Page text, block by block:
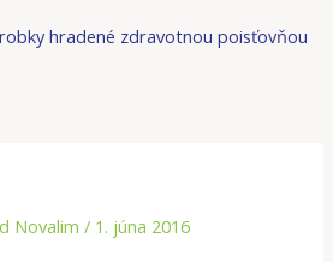
hradené zdravotnou poisťovňou
Novalim/ 1. júna 2016